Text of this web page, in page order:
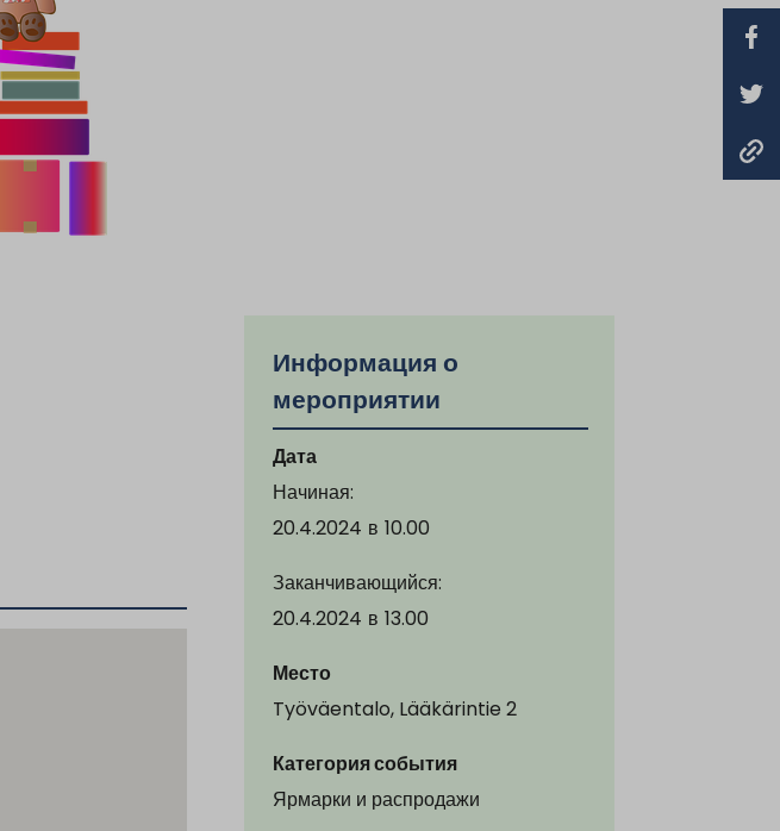
Информация о
мероприятии
Дата
Начиная:
20.4.2024 в 10.00
Заканчивающийся:
20.4.2024 в 13.00
Место
Työväentalo, Lääkärintie 2
Категория события
Ярмарки и распродажи